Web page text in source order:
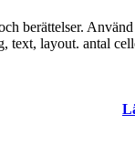
berättelser.
text, layout. antal